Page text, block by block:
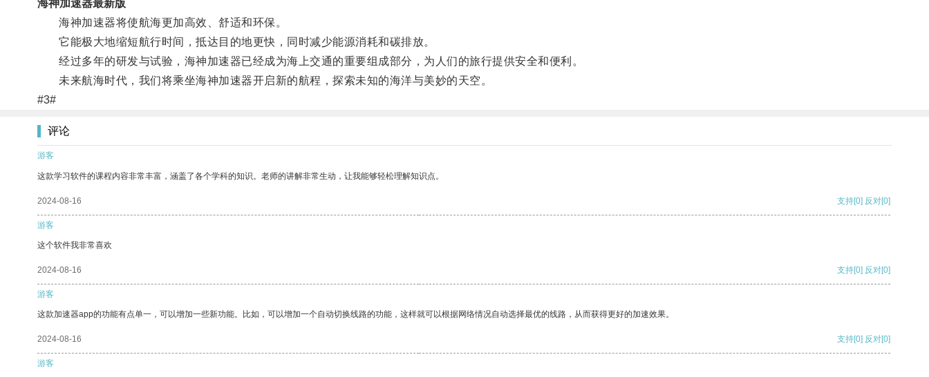
海神加速器最新版
海神加速器将使航海更加高效、舒适和环保。
它能极大地缩短航行时间，抵达目的地更快，同时减少能源消耗和碳排放。
经过多年的研发与试验，海神加速器已经成为海上交通的重要组成部分，为人们的旅行提供安全和便利。
未来航海时代，我们将乘坐海神加速器开启新的航程，探索未知的海洋与美妙的天空。
#3#
评论
游客
这款学习软件的课程内容非常丰富，涵盖了各个学科的知识。老师的讲解非常生动，让我能够轻松理解知识点。
2024-08-16 支持[0] 反对[0]
游客
这个软件我非常喜欢
2024-08-16 支持[0] 反对[0]
游客
这款加速器app的功能有点单一，可以增加一些新功能。比如，可以增加一个自动切换线路的功能，这样就可以根据网络情况自动选择最优的线路，从而获得更好的加速效果。
2024-08-16 支持[0] 反对[0]
游客